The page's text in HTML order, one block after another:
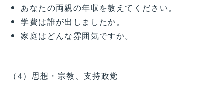
あなたの両親の年収を教えてください。
学費は誰が出しましたか。
家庭はどんな雰囲気ですか。
（4）思想・宗教、支持政党